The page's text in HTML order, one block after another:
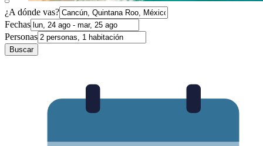
¿A dónde vas?
Fechas
Personas
Buscar